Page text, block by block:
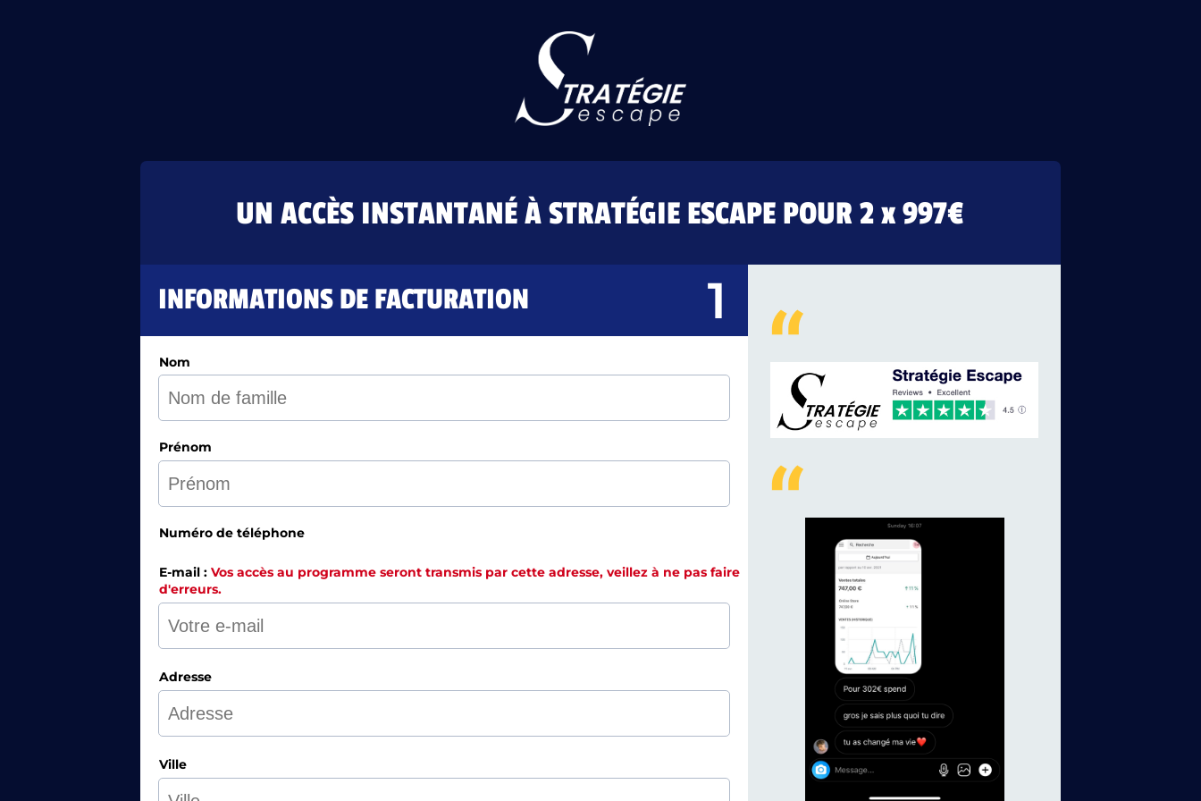
UN ACCÈS INSTANTANÉ À STRATÉGIE ESCAPE POUR 2 x 997€
INFORMATIONS DE FACTURATION
Nom
Prénom
Numéro de téléphone
E-mail : Vos accès au programme seront transmis par cette adresse, veillez à ne pas faire
d'erreurs.
Adresse
Ville